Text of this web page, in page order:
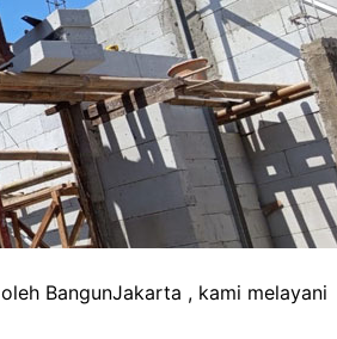
BangunJakarta , kami melayani